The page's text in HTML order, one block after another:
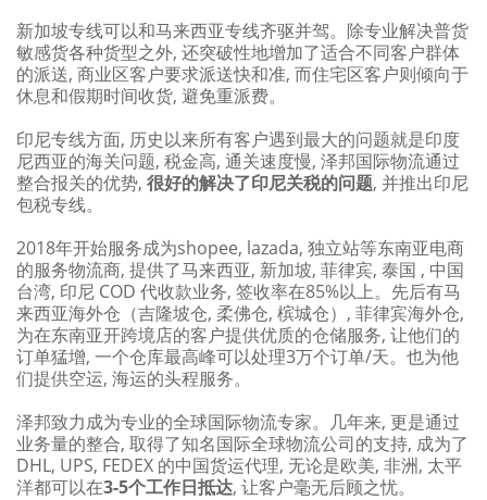
新加坡专线可以和马来西亚专线齐驱并驾。除专业解决普货
敏感货各种货型之外, 还突破性地增加了适合不同客户群体
的派送, 商业区客户要求派送快和准, 而住宅区客户则倾向于
休息和假期时间收货, 避免重派费。
印尼专线方面, 历史以来所有客户遇到最大的问题就是印度
尼西亚的海关问题, 税金高, 通关速度慢, 泽邦国际物流通过
整合报关的优势, 很好的解决了印尼关税的问题, 并推出印尼
包税专线。
2018年开始服务成为shopee, lazada, 独立站等东南亚电商
的服务物流商, 提供了马来西亚, 新加坡, 菲律宾, 泰国 , 中国
台湾, 印尼 COD 代收款业务, 签收率在85%以上。先后有马
来西亚海外仓（吉隆坡仓, 柔佛仓, 槟城仓）, 菲律宾海外仓,
为在东南亚开跨境店的客户提供优质的仓储服务, 让他们的
订单猛增, 一个仓库最高峰可以处理3万个订单/天。也为他
们提供空运, 海运的头程服务。
泽邦致力成为专业的全球国际物流专家。几年来, 更是通过
业务量的整合, 取得了知名国际全球物流公司的支持, 成为了
DHL, UPS, FEDEX 的中国货运代理, 无论是欧美, 非洲, 太平
洋都可以在3-5个工作日抵达, 让客户毫无后顾之忧。